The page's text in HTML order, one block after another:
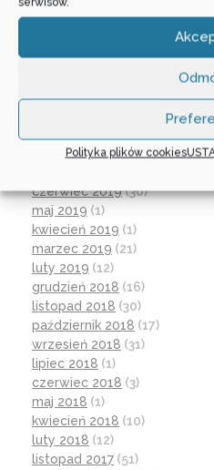
Polityka plików cookies
czerwiec 2020(19)
kwiecień 2020(1)
styczeń 2020(17)
październik 2019(15)
czerwiec 2019(30)
maj 2019 (1)
kwiecień 2019 (1)
marzec 2019 (21)
luty 2019 (12)
grudzień 2018 (16)
listopad 2018 (30)
październik 2018 (17)
wrzesień 2018 (31)
lipiec 2018 (1)
czerwiec 2018 (3)
maj 2018 (1)
kwiecień 2018 (10)
luty 2018 (12)
listopad 2017 (51)